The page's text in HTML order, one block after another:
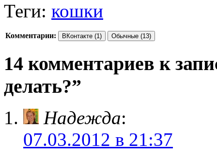
Теги: кошки
Комментарии: ВКонтакте (1) Обычные (13)
14 комментариев к
делать?”
Надежда:
07.03.2012 в 21:37